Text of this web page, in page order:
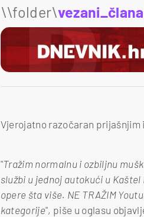
\\folder\
Vjerojatno razočaran prijašnjim
"Tražim normalnu i ozbiljnu
službi u jednoj autokući u
opere šta više. NE TRAŽIM
kategorije", piše u oglasu